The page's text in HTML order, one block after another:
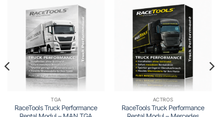
TGA
RaceTools Truck Performance
ACTROS
RaceTools Truck Performance